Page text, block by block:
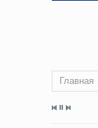
Главная